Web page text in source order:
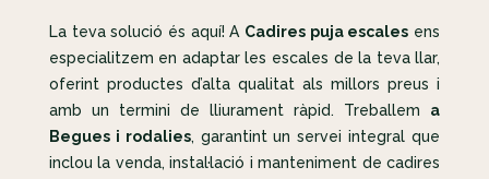
La teva solució és aquí! A Cadires puja escales ens
especialitzem en adaptar les escales de la teva llar,
oferint productes d’alta qualitat als millors preus i
amb un termini de lliurament ràpid. Treballem a
Begues i rodalies, garantint un servei integral que
inclou la venda, instal·lació i manteniment de cadires